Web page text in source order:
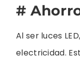
#
Al ser luces
electricidad.